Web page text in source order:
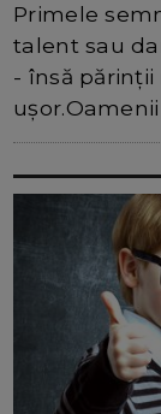
Primele
talent sau
- însă